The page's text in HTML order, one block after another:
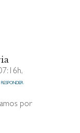
RESPONDER
por